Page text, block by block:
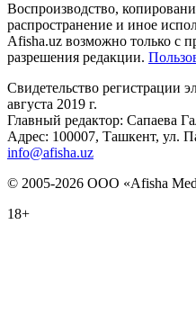
Воспроизводство,
распространение и иное
Afisha.uz возможно только с
разрешения редакции.
Свидетельство
августа 2019 г.
Главный редактор: Сапаева
Адрес: 100007, Ташкент, ул.
info@afisha.uz
© 2005-2026 ООО «Afisha
18+